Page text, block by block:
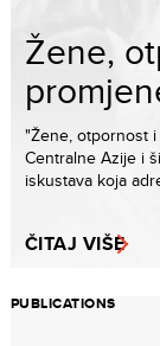
Žene,
"Žene, otpornost
Centralne Azije i
iskustava koja
ČITAJ VIŠE
PUBLICATIONS